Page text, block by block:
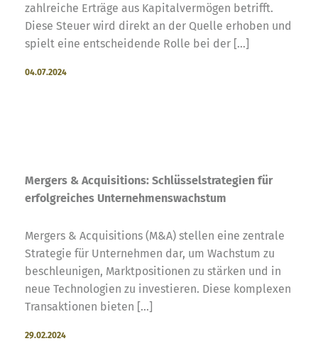
zahlreiche Erträge aus Kapitalvermögen betrifft.
Diese Steuer wird direkt an der Quelle erhoben und
spielt eine entscheidende Rolle bei der […]
04.07.2024
Mergers & Acquisitions: Schlüsselstrategien für
erfolgreiches Unternehmenswachstum
Mergers & Acquisitions (M&A) stellen eine zentrale
Strategie für Unternehmen dar, um Wachstum zu
beschleunigen, Marktpositionen zu stärken und in
neue Technologien zu investieren. Diese komplexen
Transaktionen bieten [...]
29.02.2024